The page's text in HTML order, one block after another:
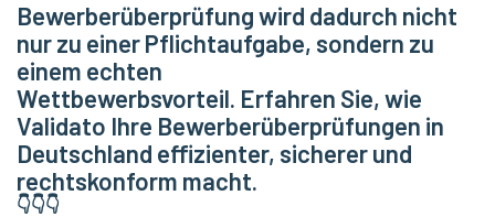
Bewerberüberprüfung wird dadurch nicht
nur zu einer Pflichtaufgabe, sondern zu
einem echten
Wettbewerbsvorteil. Erfahren Sie, wie
Validato Ihre Bewerberüberprüfungen in
Deutschland effizienter, sicherer und
rechtskonform macht.
👇👇👇